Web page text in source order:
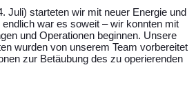
Juli) starteten wir mit neuer Energie und
endlich war es soweit – wir konnten mit
und Operationen beginnen. Unsere
wurden von unserem Team vorbereitet
zur Betäubung des zu operierenden